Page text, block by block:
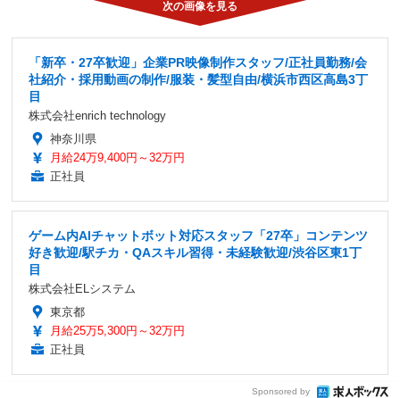
「新卒・27卒歓迎」企業PR映像制作スタッフ/正社員勤務/会
社紹介・採用動画の制作/服装・髪型自由/横浜市西区高島3丁
目
株式会社enrich technology
神奈川県
月給24万9,400円～32万円
正社員
ゲーム内AIチャットボット対応スタッフ「27卒」コンテンツ
好き歓迎/駅チカ・QAスキル習得・未経験歓迎/渋谷区東1丁
目
株式会社ELシステム
東京都
月給25万5,300円～32万円
正社員
Sponsored by